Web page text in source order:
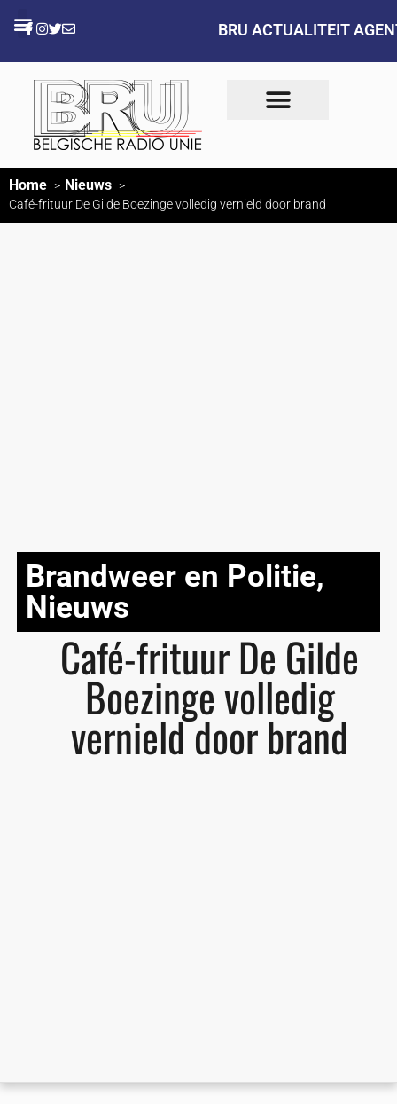
BRU ACTUALITEIT
Home Nieuws
Café-frituur De Gilde Boezinge volledig vernield door brand
Brandweer en Politie,
Nieuws
Café-frituur De Gilde
Boezinge volledig
vernield door brand